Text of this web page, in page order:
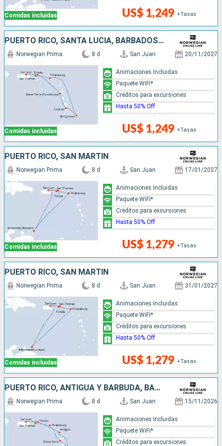
Comidas incluidas US$ 1,249 +Tasas
PUERTO RICO, SANTA LUCIA, BARBADOS, SAN MARTÍN
Comidas incluidas
Norwegian Prima 8 d San Juan 20/11/2027
US$ 1,249 +Tasas
Animaciones Incluidas
Paquete WiFi*
Créditos para excursiones
Hasta 50% Off
PUERTO RICO, SAN MARTÍN
Comidas incluidas
Norwegian Prima 8 d San Juan 17/01/2027
US$ 1,279 +Tasas
Animaciones Incluidas
Paquete WiFi*
Créditos para excursiones
Hasta 50% Off
PUERTO RICO, SAN MARTÍN
Comidas incluidas
Norwegian Prima 8 d San Juan 31/01/2027
US$ 1,279 +Tasas
Animaciones Incluidas
Paquete WiFi*
Créditos para excursiones
Hasta 50% Off
PUERTO RICO, ANTIGUA Y BARBUDA, BARBADOS, SAN MARTÍN
Norwegian Prima 8 d San Juan 15/11/2026
Animaciones Incluidas
Paquete WiFi*
Créditos para excursiones